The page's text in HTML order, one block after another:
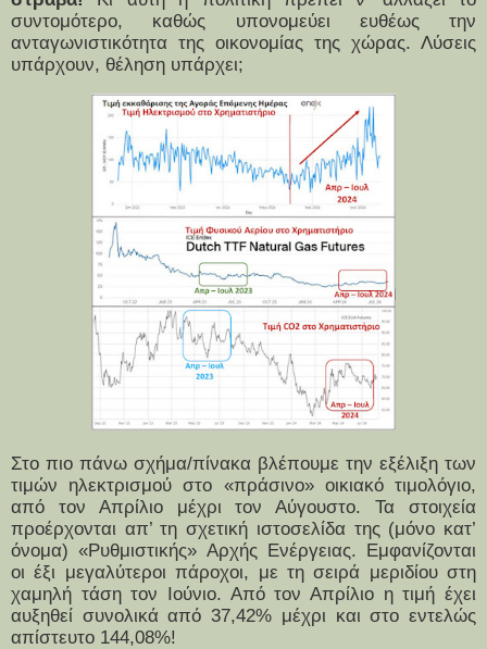
συντομότερο, καθώς υπονομεύει ευθέως την
ανταγωνιστικότητα της οικονομίας της χώρας. Λύσεις
υπάρχουν, θέληση υπάρχει;
Στο πιο πάνω σχήμα/πίνακα βλέπουμε την εξέλιξη των
τιμών ηλεκτρισμού στο «πράσινο» οικιακό τιμολόγιο,
από τον Απρίλιο μέχρι τον Αύγουστο. Τα στοιχεία
προέρχονται απ’ τη σχετική ιστοσελίδα της (μόνο κατ’
όνομα) «Ρυθμιστικής» Αρχής Ενέργειας. Εμφανίζονται
οι έξι μεγαλύτεροι πάροχοι, με τη σειρά μεριδίου στη
χαμηλή τάση τον Ιούνιο. Από τον Απρίλιο η τιμή έχει
αυξηθεί συνολικά από 37,42% μέχρι και στο εντελώς
απίστευτο 144,08%!